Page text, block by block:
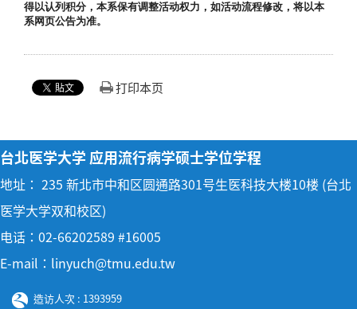
得以认列积分， 本系保有调整活动权力，如活动流程修改，将以本
系网页公告为准。
打印本页
台北医学大学 应用流行病学硕士学位学程
地址： 235 新北市中和区圆通路301号生医科技大楼10楼 (台北
医学大学双和校区)
电话：02-66202589 #16005
E-mail：linyuch@tmu.edu.tw
造访人次 : 1393959